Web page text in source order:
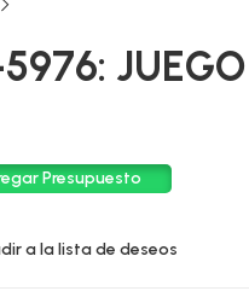
Presupuesto
a la lista de deseos